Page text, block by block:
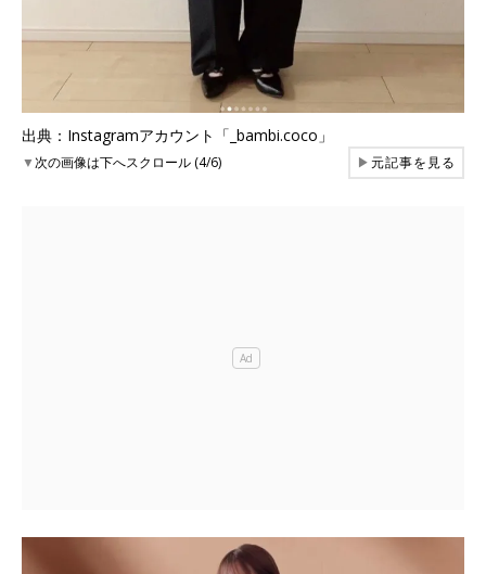
出典：Instagramアカウント「_bambi.coco」
▼次の画像は下へスクロール (4/6) ▶元記事を見る